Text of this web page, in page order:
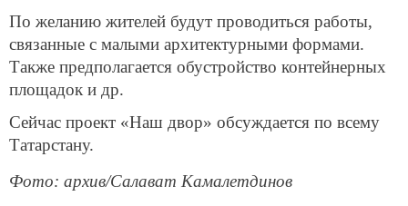
По желанию жителей будут проводиться работы,
связанные с малыми архитектурными формами.
Также предполагается обустройство контейнерных
площадок и др.
Сейчас проект «Наш двор» обсуждается по всему
Татарстану.
Фото: архив/Салават Камалетдинов